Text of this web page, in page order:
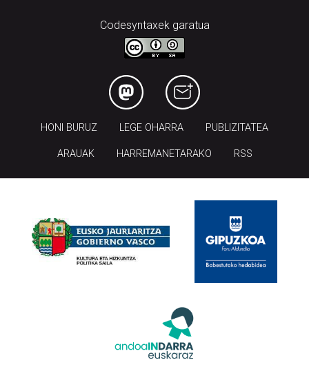
Codesyntaxek garatua
HONI BURUZ LEGE OHARRA PUBLIZITATEA
ARAUAK HARREMANETARAKO RSS